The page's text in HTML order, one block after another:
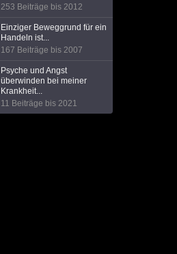
253 Beiträge bis 2012
Einziger Beweggrund für ein
Handeln ist...
167 Beiträge bis 2007
Psyche und Angst
überwinden bei meiner
Krankheit...
11 Beiträge bis 2021